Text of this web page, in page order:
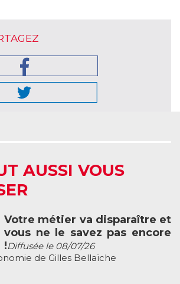
AUSSI VOUS
Votre métier va disparaître et
vous ne le savez pas encore
!Diffusée le 08/07/26
de Gilles Bellaïche